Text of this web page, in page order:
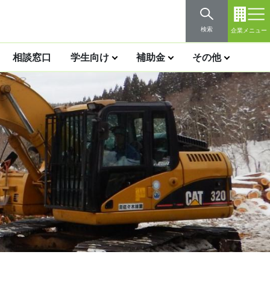
検索 企業メニュー
相談窓口 学生向け 補助金 その他